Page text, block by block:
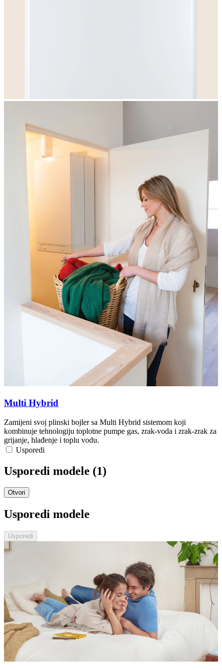
Multi Hybrid
Zamijeni svoj plinski bojler sa Multi Hybrid sistemom koji
kombinuje tehnologiju toplotne pumpe gas, zrak-voda i zrak-zrak za
grijanje, hlađenje i toplu vodu.
Usporedi
Usporedi modele (1)
Otvori
Usporedi modele
Usporedi